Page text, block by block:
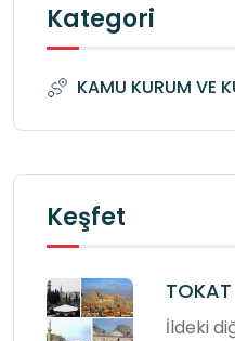
Kategori
KAMU KURUM VE
Keşfet
TOKAT
İldeki